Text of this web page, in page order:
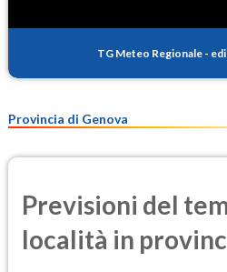
TG Meteo Regionale -
Provincia di Genova
Previsioni del
località in